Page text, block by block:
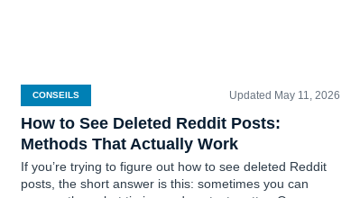
CONSEILS Updated May 11, 2026
How to See Deleted Reddit Posts:
Methods That Actually Work
If you’re trying to figure out how to see deleted Reddit
posts, the short answer is this: sometimes you can